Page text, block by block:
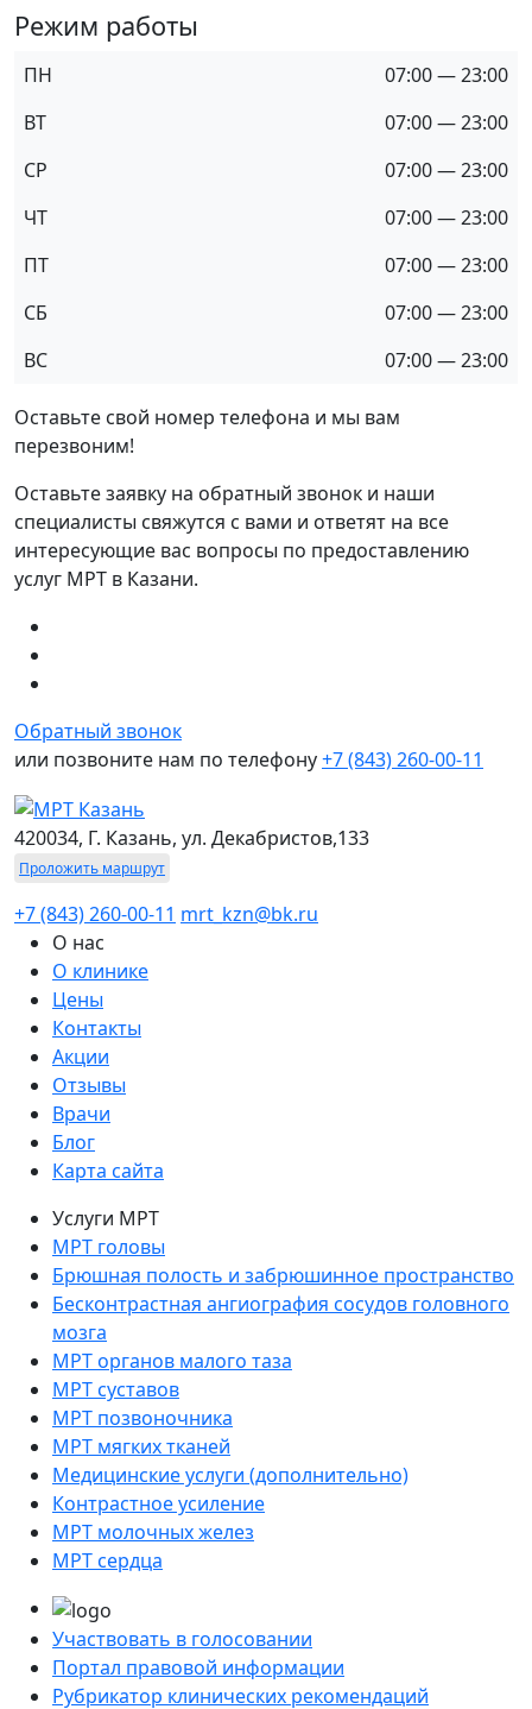
Режим работы
ПН
07:00 — 23:00
ВТ
07:00 — 23:00
СР
07:00 — 23:00
ЧТ
07:00 — 23:00
ПТ
07:00 — 23:00
СБ
07:00 — 23:00
ВС
07:00 — 23:00
Оставьте свой номер телефона и мы вам
перезвоним!
Оставьте заявку на обратный звонок и наши
специалисты свяжутся с вами и ответят на все
интересующие вас вопросы по предоставлению
услуг МРТ в Казани.
Обратный звонок
или позвоните нам по телефону+7 (843) 260-00-11
420034, Г. Казань, ул. Декабристов,133
Проложить маршрут
+7 (843) 260-00-11 mrt_kzn@bk.ru
О нас
О клинике
Цены
Контакты
Акции
Отзывы
Врачи
Блог
Карта сайта
Услуги МРТ
МРТ головы
Брюшная полость и забрюшинное пространство
Бесконтрастная ангиография сосудов головного
мозга
МРТ органов малого таза
МРТ суставов
МРТ позвоночника
МРТ мягких тканей
Медицинские услуги (дополнительно)
Контрастное усиление
МРТ молочных желез
МРТ сердца
Участвовать в голосовании
Портал правовой информации
Рубрикатор клинических рекомендаций